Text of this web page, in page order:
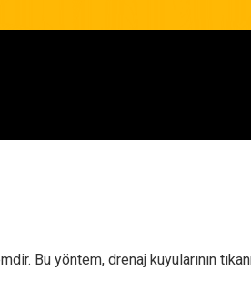
Bu yöntem, drenaj kuyularının